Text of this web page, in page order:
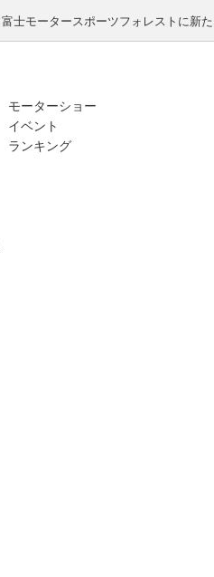
富士モータースポーツフォレストに新
モーターショー
イベント
ランキング